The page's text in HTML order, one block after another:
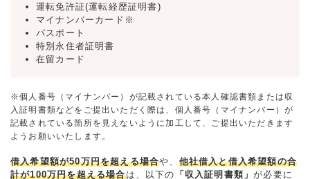
運転免許証(運転経歴証明書)
マイナンバーカード※
パスポート
特別永住者証明書
在留カード
※個人番号（マイナンバー）が記載されている本人確認書類または収
入証明書類などをご提出いただく際は、個人番号（マイナンバー）が
記載されている箇所を見えないように加工して、ご提出いただきます
ようお願いいたします。
借入希望額が50万円を超える場合や、 他社借入と借入希望額の合
計が100万円を超える場合は、以下の 「収入証明書類」が必要に